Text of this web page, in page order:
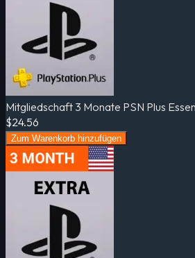
Mitgliedschaft 3 Monate PSN Plus
$24.56
Zum Warenkorb hinzufügen